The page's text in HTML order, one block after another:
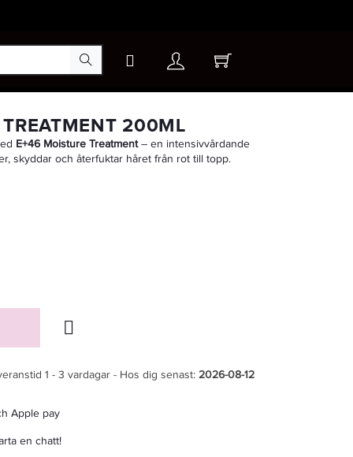
200ML
E+46 Moisture Treatment– en intensivvårdande
skyddar och återfuktar håret från rot till topp.
1 - 3 vardagar - Hos dig senast: 2026-08-12
Apple pay
en chatt!